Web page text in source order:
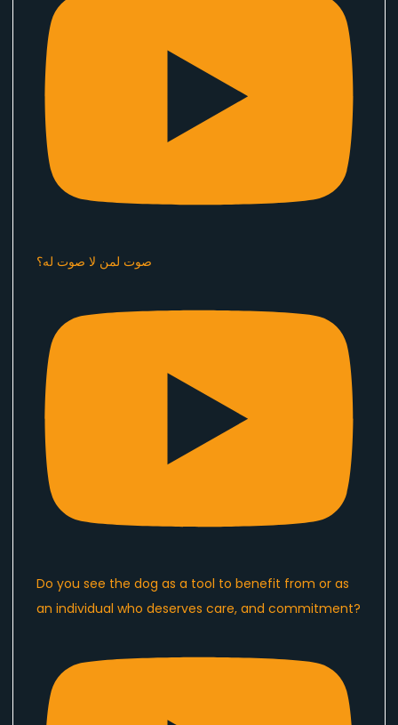
صوت لمن لا صوت له؟
Do you see the dog as a tool to benefit from or as
an individual who deserves care, and commitment?